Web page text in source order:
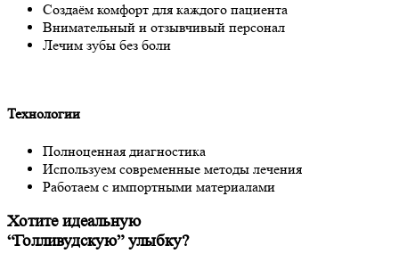
Создаём комфорт для каждого пациента
Внимательный и отзывчивый персонал
Лечим зубы без боли
Технологии
Полноценная диагностика
Используем современные методы лечения
Работаем с импортными материалами
Хотите идеальную
“Голливудскую” улыбку?